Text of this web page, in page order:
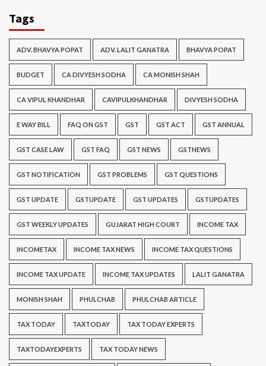
Tags
ADV. BHAVYA POPAT ADV. LALIT GANATRA BHAVYA POPAT
BUDGET CA DIVYESH SODHA CA MONISH SHAH
CA VIPUL KHANDHAR CAVIPULKHANDHAR DIVYESH SODHA
E WAY BILL FAQ ON GST GST GST ACT GST ANNUAL
GST CASE LAW GST FAQ GST NEWS GSTNEWS
GST NOTIFICATION GST PROBLEMS GST QUESTIONS
GST UPDATE GSTUPDATE GST UPDATES GSTUPDATES
GST WEEKLY UPDATES GUJARAT HIGH COURT INCOME TAX
INCOMETAX INCOME TAX NEWS INCOME TAX QUESTIONS
INCOME TAX UPDATE INCOME TAX UPDATES LALIT GANATRA
MONISH SHAH PHULCHAB PHULCHAB ARTICLE
TAX TODAY TAXTODAY TAX TODAY EXPERTS
TAXTODAYEXPERTS TAX TODAY NEWS